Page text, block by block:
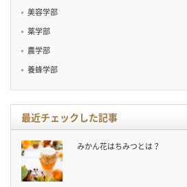
美容学部
薬学部
農学部
養蜂学部
最近チェックした記事
みかん花はちみつとは？